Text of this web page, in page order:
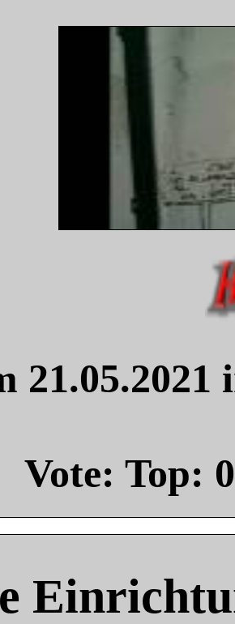
Vote: Top: 0